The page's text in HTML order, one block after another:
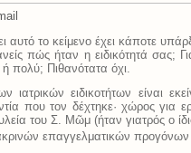
αυτό το κείμενο έχει κάποτε
πώς ήταν η ειδικότητά σας;
ή πολύ; Πιθανότατα όχι.
ιατρικών ειδικοτήτων είναι
που τον δέχτηκε· χώρος για
του Σ. Μῶμ (ήταν γιατρός ο
επαγγελματικών